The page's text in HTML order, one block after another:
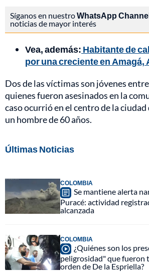
Síganos en nuestroWhatsApp
noticias de mayor interés
Vea, además: Habitante de
por una creciente en Amagá,
Dos de las víctimas son jóvenes
quienes fueron asesinados en la
caso ocurrió en el centro de la
un hombre de 60 años.
Últimas Noticias
COLOMBIA
Se mantiene alerta
Puracé: actividad
alcanzada
COLOMBIA
¿Quiénes son los
peligrosidad" que fueron
orden de De la Espriella?